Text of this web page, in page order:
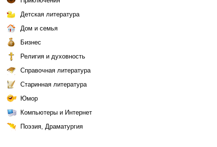
Детская литература
Дом и семья
Бизнес
Религия и духовность
Справочная литература
Старинная литература
Юмор
Компьютеры и Интернет
Поэзия, Драматургия